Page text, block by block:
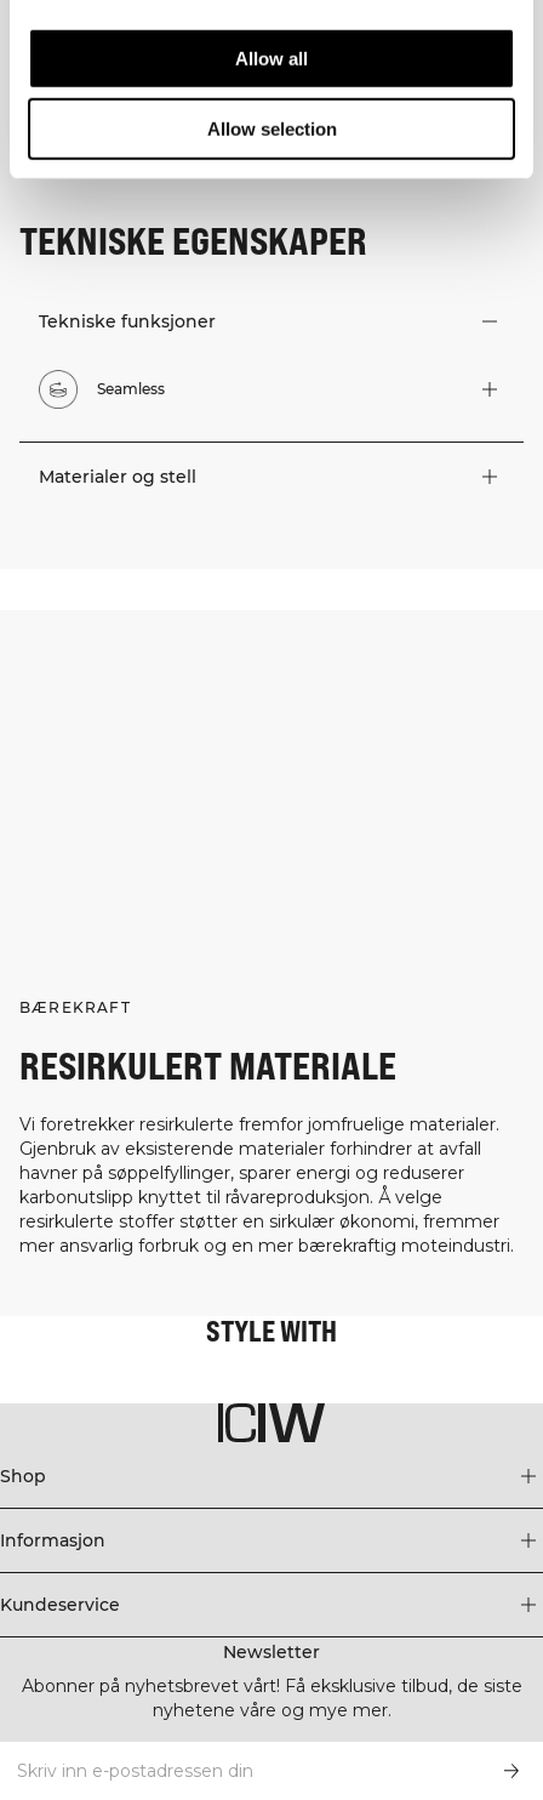
Allow all
Allow selection
TEKNISKE EGENSKAPER
Tekniske funksjoner
Seamless
Materialer og stell
BÆREKRAFT
RESIRKULERT MATERIALE
Vi foretrekker resirkulerte fremfor jomfruelige materialer.
Gjenbruk av eksisterende materialer forhindrer at avfall
havner på søppelfyllinger, sparer energi og reduserer
karbonutslipp knyttet til råvareproduksjon. Å velge
resirkulerte stoffer støtter en sirkulær økonomi, fremmer
mer ansvarlig forbruk og en mer bærekraftig moteindustri.
STYLE WITH
Shop
Informasjon
Kundeservice
Newsletter
Abonner på nyhetsbrevet vårt! Få eksklusive tilbud, de siste
nyhetene våre og mye mer.